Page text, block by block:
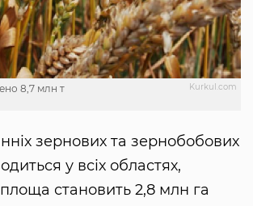
Kurkul.com
8,7 млн т
зернових та зернобобових
у всіх областях,
становить 2,8 млн га